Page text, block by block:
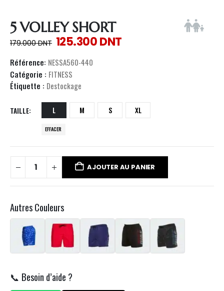
5 VOLLEY SHORT
179.000DNT 125.300DNT
Référence: NESSA560-440
Catégorie : FITNESS
Étiquette : Destockage
TAILLE L M S XL
EFFACER
AJOUTER AU PANIER
Autres Couleurs
📞 Besoin d’aide ?